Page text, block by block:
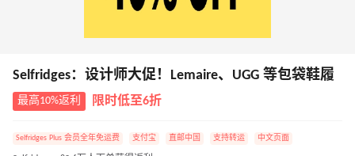
Selfridges：设计师大促！Lemaire、UGG 等包袋鞋履
最高10%返利 限时低至6折
Selfridges Plus 会员全年免运费 支付宝 直邮中国 支持转运 中文页面